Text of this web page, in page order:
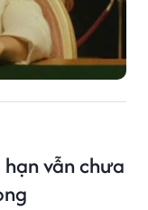
vẫn chưa